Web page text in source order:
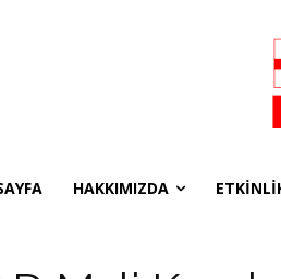
HAKKIMIZDA